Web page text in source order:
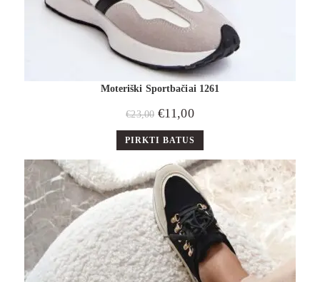
Moteriški Sportbačiai 1261
€23,00 €11,00
PIRKTI BATUS